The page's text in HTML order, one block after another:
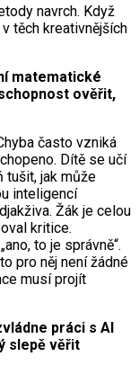
navrch. Když
těch kreativnějších
matematické
ověřit,
často vzniká
Dítě se učí
tušit, jak může
inteligencí
Žák je celou
kritice.
to je správně“.
pro něj není žádné
musí projít
práci s AI
slepě věřit